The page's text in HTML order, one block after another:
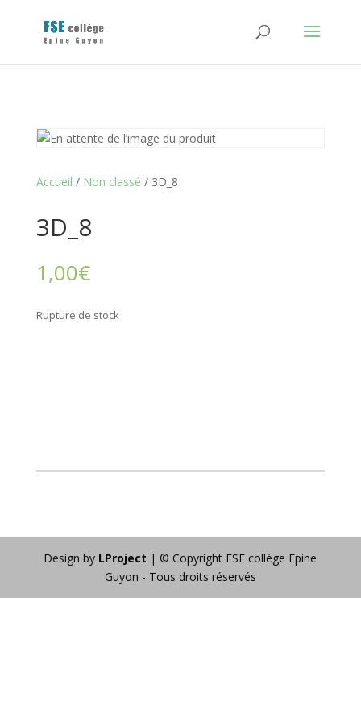
Accueil / Non classé / 3D_8
3D_8
1,00€
Rupture de stock
Design by LProject | © Copyright FSE collège Epine
Guyon - Tous droits réservés